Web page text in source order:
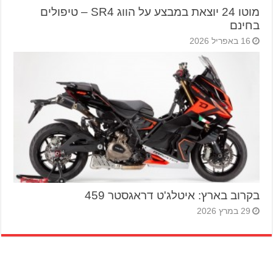
מוטו 24 יוצאת במבצע על הווג SR4 – טיפולים
בחינם
16 באפריל 2026
בקרוב בארץ: איטלג'ט דראגסטר 459
29 במרץ 2026